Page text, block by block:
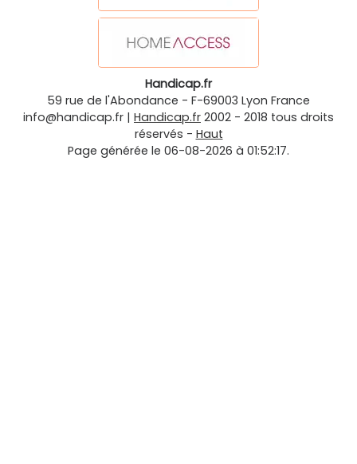
Handicap.fr
59 rue de l'Abondance - F-69003 Lyon France
info@handicap.fr | Handicap.fr 2002 - 2018 tous droits
réservés - Haut
Page générée le 06-08-2026 à 01:52:17.